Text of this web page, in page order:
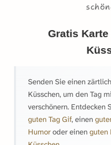
Gratis
Senden Sie einen
Küsschen, um den Tag
verschönern. Entdecken
guten Tag Gif, einen
Humor oder einen guten